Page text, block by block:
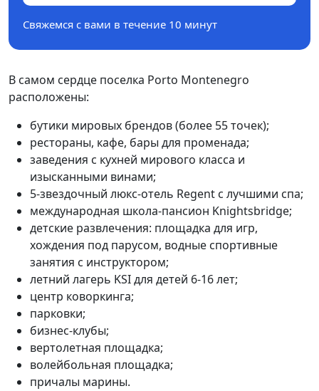
Свяжемся с вами в течение 10 минут
В самом сердце поселка Porto Montenegro
расположены:
бутики мировых брендов (более 55 точек);
рестораны, кафе, бары для променада;
заведения с кухней мирового класса и
изысканными винами;
5-звездочный люкс-отель Regent с лучшими спа;
международная школа-пансион Knightsbridge;
детские развлечения: площадка для игр,
хождения под парусом, водные спортивные
занятия с инструктором;
летний лагерь KSI для детей 6-16 лет;
центр коворкинга;
парковки;
бизнес-клубы;
вертолетная площадка;
волейбольная площадка;
причалы марины.